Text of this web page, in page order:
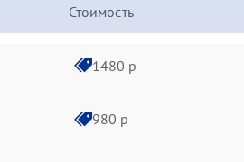
Стоимость
1480 р
980 р